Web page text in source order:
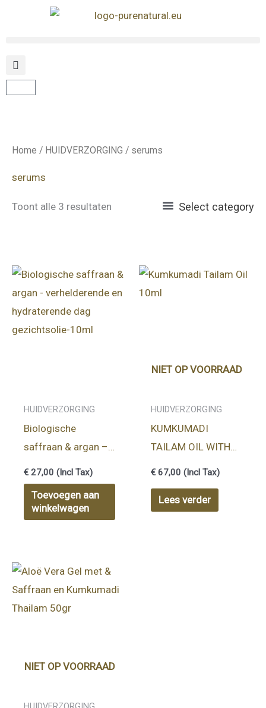
inhoud
Home / HUIDVERZORGING / serums
serums
Toont alle 3 resultaten Select category
HUIDVERZORGING
Biologische
saffraan & argan –
verhelderende en
hydraterende dag
gezichtsolie-10ml
€ 27,00 (Incl Tax)
Toevoegen aan
winkelwagen
NIET OP VOORRAAD
HUIDVERZORGING
KUMKUMADI
TAILAM OIL WITH
ADDITIONAL
€ 67,00 (Incl Tax)
Lees verder
NIET OP VOORRAAD